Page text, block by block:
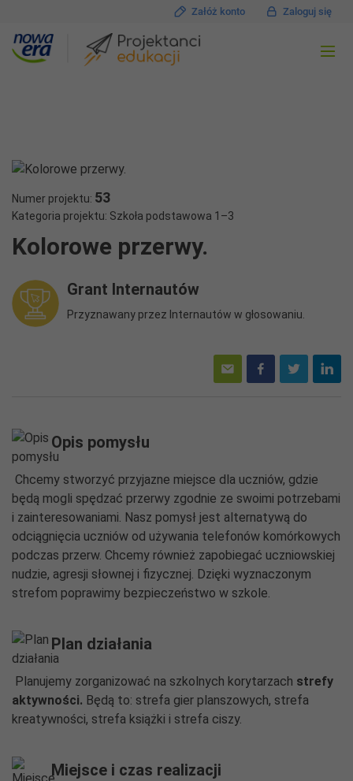
Załóż konto Zaloguj się
Numer projektu: 53
Kategoria projektu: Szkoła podstawowa 1–3
Kolorowe przerwy.
Grant Internautów
Przyznawany przez Internautów w głosowaniu.
Opis pomysłu
Chcemy stworzyć przyjazne miejsce dla uczniów, gdzie
będą mogli spędzać przerwy zgodnie ze swoimi potrzebami
i zainteresowaniami. Nasz pomysł jest alternatywą do
odciągnięcia uczniów od używania telefonów komórkowych
podczas przerw. Chcemy również zapobiegać uczniowskiej
nudzie, agresji słownej i fizycznej. Dzięki wyznaczonym
strefom poprawimy bezpieczeństwo w szkole.
Plan działania
Planujemy zorganizować na szkolnych korytarzach strefy
aktywności. Będą to: strefa gier planszowych, strefa
kreatywności, strefa książki i strefa ciszy.
Miejsce i czas realizacji